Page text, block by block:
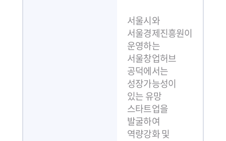
서울시와
서울경제진흥원이
운영하는
서울창업허브
공덕에서는
성장가능성이
있는 유망
스타트업을
발굴하여
역량강화 및